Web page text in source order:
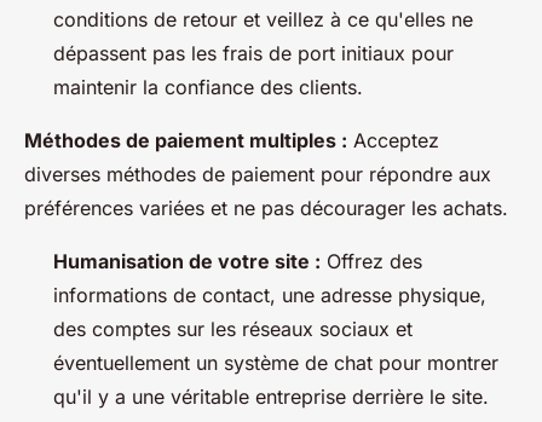
conditions de retour et veillez à ce qu'elles ne
dépassent pas les frais de port initiaux pour
maintenir la confiance des clients.
Méthodes de paiement multiples : Acceptez
diverses méthodes de paiement pour répondre aux
préférences variées et ne pas décourager les achats.
Humanisation de votre site : Offrez des
informations de contact, une adresse physique,
des comptes sur les réseaux sociaux et
éventuellement un système de chat pour montrer
qu'il y a une véritable entreprise derrière le site.